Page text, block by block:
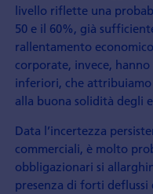
livello riflette una
50 e il 60%, già
rallentamento
corporate, invece,
inferiori, che attribuiamo
alla buona solidità degli
Data l’incertezza
commerciali, è molto
obbligazionari si
presenza di forti deflussi